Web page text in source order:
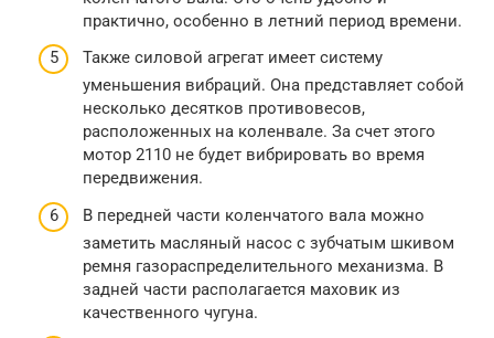
практично, особенно в летний период времени.
Также силовой агрегат имеет систему
уменьшения вибраций. Она представляет собой
несколько десятков противовесов,
расположенных на коленвале. За счет этого
мотор 2110 не будет вибрировать во время
передвижения.
В передней части коленчатого вала можно
заметить масляный насос с зубчатым шкивом
ремня газораспределительного механизма. В
задней части располагается маховик из
качественного чугуна.